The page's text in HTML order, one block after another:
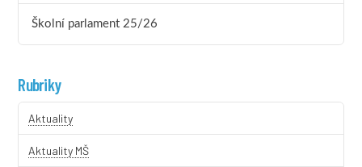
Školní parlament 25/26
Rubriky
Aktuality
Aktuality MŠ